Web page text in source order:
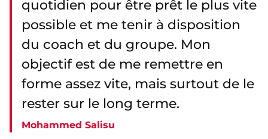
quotidien pour être prêt le plus vite
possible et me tenir à disposition
du coach et du groupe. Mon
objectif est de me remettre en
forme assez vite, mais surtout de le
rester sur le long terme.
Mohammed Salisu